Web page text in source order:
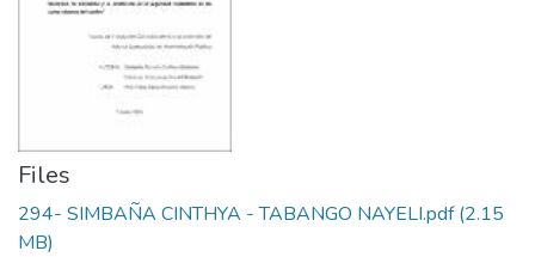
Files
294- SIMBAÑA CINTHYA - TABANGO NAYELI.pdf(2.15
MB)